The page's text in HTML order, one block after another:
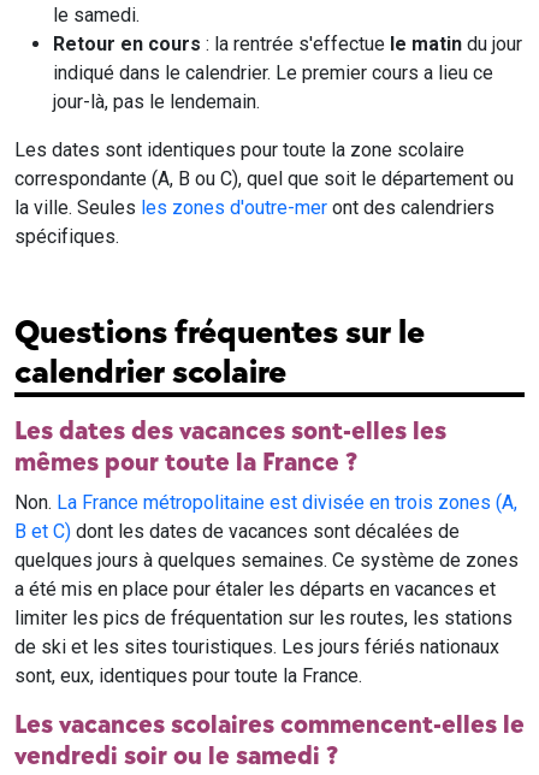
le samedi.
Retour en cours : la rentrée s'effectue le matin du jour
indiqué dans le calendrier. Le premier cours a lieu ce
jour-là, pas le lendemain.
Les dates sont identiques pour toute la zone scolaire
correspondante (A, B ou C), quel que soit le département ou
la ville. Seules les zones d'outre-mer ont des calendriers
spécifiques.
Questions fréquentes sur le
calendrier scolaire
Les dates des vacances sont-elles les
mêmes pour toute la France ?
Non. La France métropolitaine est divisée en trois zones (A,
B et C) dont les dates de vacances sont décalées de
quelques jours à quelques semaines. Ce système de zones
a été mis en place pour étaler les départs en vacances et
limiter les pics de fréquentation sur les routes, les stations
de ski et les sites touristiques. Les jours fériés nationaux
sont, eux, identiques pour toute la France.
Les vacances scolaires commencent-elles le
vendredi soir ou le samedi ?